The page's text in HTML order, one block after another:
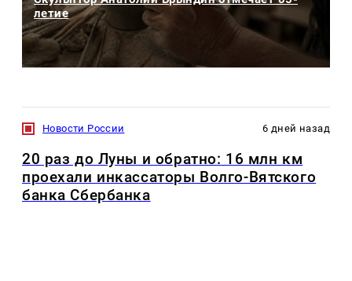
летие
Новости России 6 дней назад
20 раз до Луны и обратно: 16 млн км
проехали инкассаторы Волго-Вятского
банка Сбербанка